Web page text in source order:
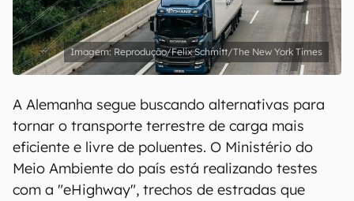
Reprodução/Felix Schmitt/The New York Times
A Alemanha segue buscando alternativas para
tornar o transporte terrestre de carga mais
eficiente e livre de poluentes. O Ministério do
Meio Ambiente do país está realizando testes
com a "eHighway", trechos de estradas que